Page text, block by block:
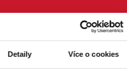
Detaily Více o cookies